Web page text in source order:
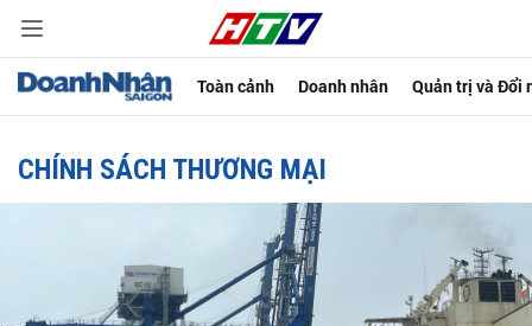
Toàn cảnh Doanh nhân Quản trị và Đổi
CHÍNH SÁCH THƯƠNG MẠI